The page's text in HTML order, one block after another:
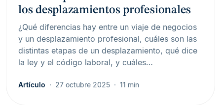
los desplazamientos profesionales
¿Qué diferencias hay entre un viaje de negocios
y un desplazamiento profesional, cuáles son las
distintas etapas de un desplazamiento, qué dice
la ley y el código laboral, y cuáles…
Artículo 27 octubre 2025 11 min